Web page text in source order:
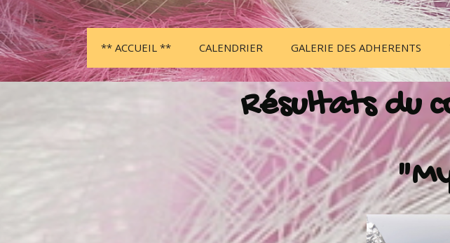
** ACCUEIL ** CALENDRIER GALERIE DES ADHERENTS
Résultats du